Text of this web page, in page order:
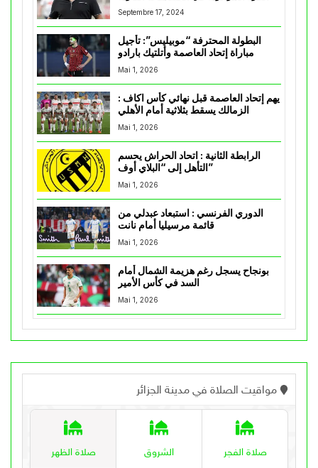
Septembre 17, 2024
البطولة المحترفة “موبيليس”: تأجيل
مباراة إتحاد العاصمة وأتلتيك بارادو
Mai 1, 2026
يهم إتحاد العاصمة قبل نهائي كأس اكاف :
Mai 1, 2026
الرابطة الثانية : اتحاد الحراش يحسم
التأهل إلى “البلاي أوف”
Mai 1, 2026
الدوري الفرنسي : استبعاد عبدلي من
قائمة مرسيليا أمام نانت
Mai 1, 2026
بونجاح يسجل رغم هزيمة الشمال أمام
السد في كأس الأمير
Mai 1, 2026